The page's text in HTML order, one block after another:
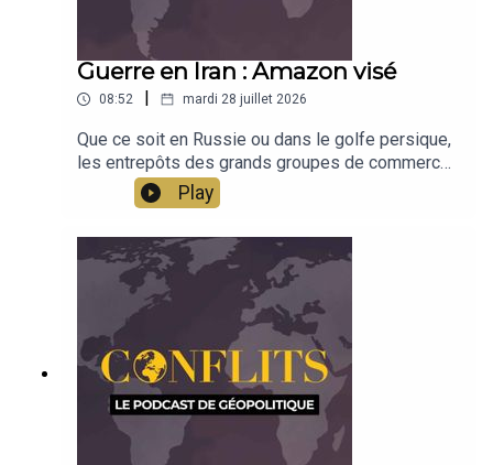
Guerre en Iran : Amazon visé
08:52 mardi 28 juillet 2026
Que ce soit en Russie ou dans le golfe persique,
les entrepôts des grands groupes de commerce
sont dorénavant visés. Pourquoi une telle
stratégie et qu'est-ce que cela dit de la guerre en
cours ? Analyse de Jean-Baptiste Noé
Play